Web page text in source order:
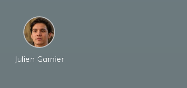
Julien Garnier